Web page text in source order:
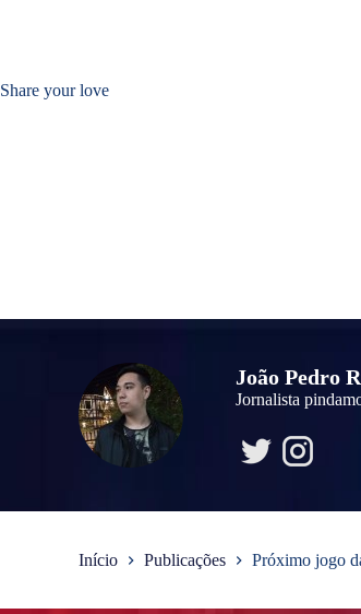
Share your love
João Pedro
Jornalista
Início Publicações Próximo jogo